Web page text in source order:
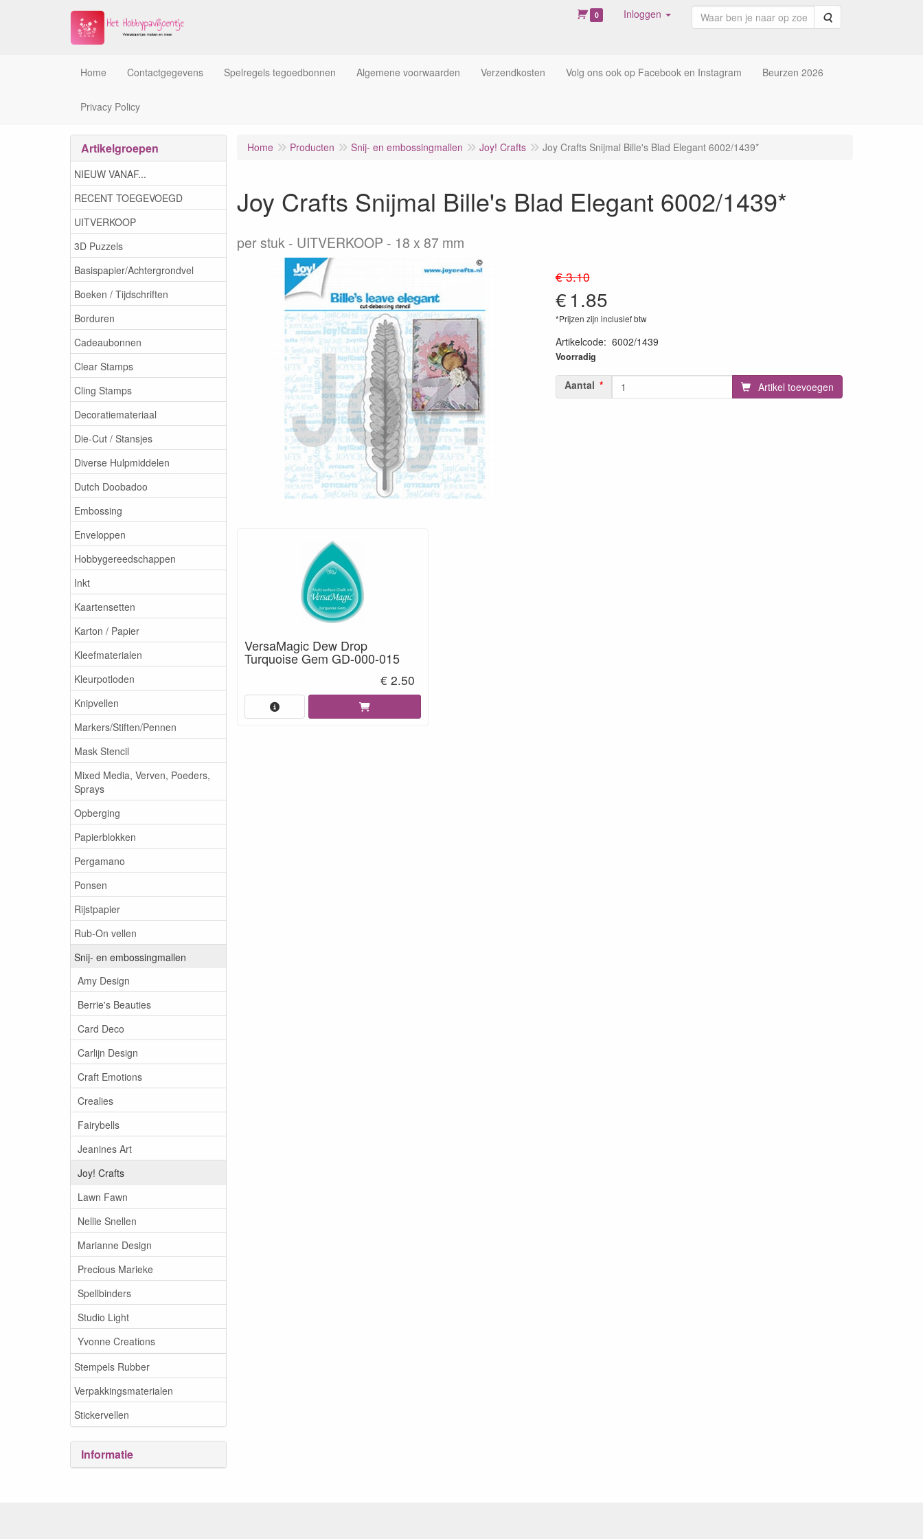
0 Inloggen Zoeken
Home Contactgegevens Spelregels tegoedbonnen Algemene voorwaarden Verzendkosten Volg ons ook op Facebook en Instagram Beurzen 2026
Privacy Policy
Artikelgroepen
NIEUW VANAF...
RECENT TOEGEVOEGD
UITVERKOOP
3D Puzzels
Basispapier/Achtergrondvel
Boeken / Tijdschriften
Borduren
Cadeaubonnen
Clear Stamps
Cling Stamps
Decoratiemateriaal
Die-Cut / Stansjes
Diverse Hulpmiddelen
Dutch Doobadoo
Embossing
Enveloppen
Hobbygereedschappen
Inkt
Kaartensetten
Karton / Papier
Kleefmaterialen
Kleurpotloden
Knipvellen
Markers/Stiften/Pennen
Mask Stencil
Mixed Media, Verven, Poeders,
Sprays
Opberging
Papierblokken
Pergamano
Ponsen
Rijstpapier
Rub-On vellen
Snij- en embossingmallen
Amy Design
Berrie's Beauties
Card Deco
Carlijn Design
Craft Emotions
Crealies
Fairybells
Jeanines Art
Joy! Crafts
Lawn Fawn
Nellie Snellen
Marianne Design
Precious Marieke
Spellbinders
Studio Light
Yvonne Creations
Stempels Rubber
Verpakkingsmaterialen
Stickervellen
Informatie
Home Producten Snij- en embossingmallen Joy! Crafts Joy Crafts Snijmal Bille's Blad Elegant 6002/1439*
Joy Crafts Snijmal Bille's Blad Elegant 6002/1439*
per stuk UITVERKOOP - 18 x 87 mm
€ 3.10
€1.85
*Prijzen zijn inclusief btw
Artikelcode: 6002/1439
8717706049296
Voorradig
Aantal Artikel toevoegen
VersaMagic Dew Drop
Turquoise Gem GD-000-015
€ 2.50